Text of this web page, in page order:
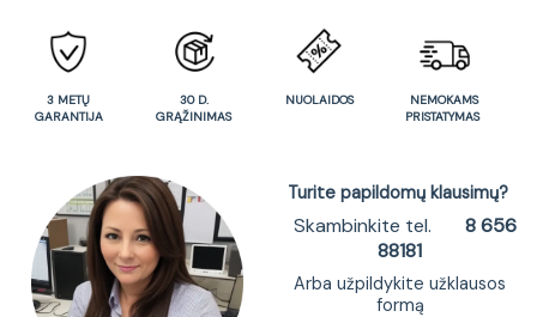
3 METŲ
GARANTIJA
30 D.
GRĄŽINIMAS
NUOLAIDOS
NEMOKAMS
PRISTATYMAS
Turite papildomų klausimų?
Skambinkite tel.
8 656
88181
Arba užpildykite užklausos
formą